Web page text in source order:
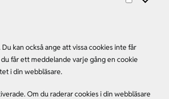
kan också ange att vissa cookies inte får
får ett meddelande varje gång en cookie
i din webbläsare.
Om du raderar cookies i din webbläsare